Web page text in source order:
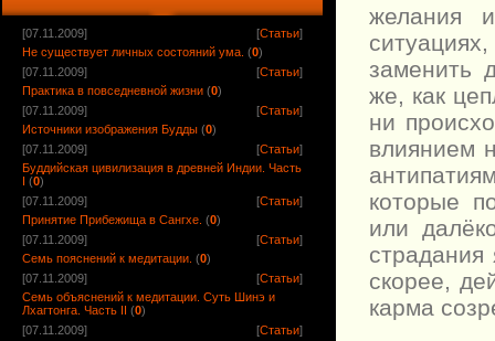
[07.11.2009] [Статьи]
Не существует личных состояний ума. (0)
[07.11.2009]
[Статьи]
Практика в повседневной жизни (0)
[07.11.2009]
[Статьи]
Источники изображения Будды (0)
[07.11.2009]
[Статьи]
Буддийская цивилизация в древней Индии. Часть
I (0)
[07.11.2009]
[Статьи]
Принятие Прибежища в Сангхе. (0)
[07.11.2009]
[Статьи]
Семь пояснений к медитации. (0)
[07.11.2009]
[Статьи]
Семь объяснений к медитации. Суть Шинэ и
Лхагтонга. Часть II (0)
[07.11.2009]
[Статьи]
желания
заменить
же, как
ни
влиянием
которые
или
скорее,
карма